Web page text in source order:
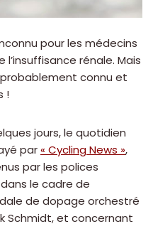
pour les médecins
rénale. Mais
connu et
!
jours, le quotidien
par« Cycling News »,
par les polices
le cadre de
de dopage orchestré
Schmidt, et concernant